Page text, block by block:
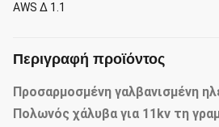
AWS Δ 1.1
Περιγραφή προϊόντος
Προσαρμοσμένη γαλβανισμένη
Πολωνός χάλυβα για 11kv τη